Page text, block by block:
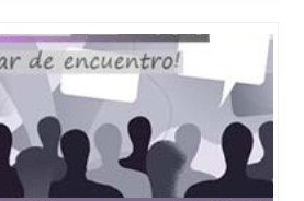
购买学位证书/澳洲读本科硕
学毕业证成绩单假文凭学历办
大学KPU毕业证成绩单Q/微信
毕业？辍学？ ★毕业证＋成绩单
信认证（可查） ★各类英文材
知书offer，雅思托福成绩单
University